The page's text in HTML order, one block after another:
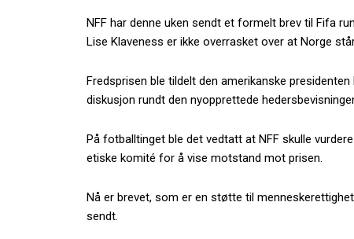
NFF har denne uken sendt et formelt brev til Fifa
Lise Klaveness er ikke overrasket over at Norge
Fredsprisen ble tildelt den amerikanske
diskusjon rundt den nyopprettede
På fotballtinget ble det vedtatt at NFF skulle
etiske komité for å vise motstand mot prisen.
Nå er brevet, som er en støtte til
sendt.